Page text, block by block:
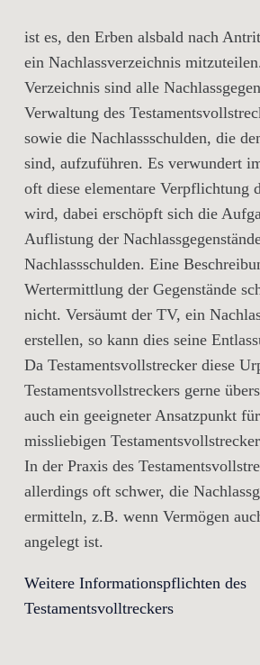
ist es, den Erben alsbald nach
ein Nachlassverzeichnis
Verzeichnis sind alle
Verwaltung des
sowie die Nachlassschulden, die
sind, aufzuführen. Es verwundert
oft diese elementare Verpflichtung
wird, dabei erschöpft sich die
Auflistung der
Nachlassschulden. Eine
Wertermittlung der Gegenstände
nicht. Versäumt der TV, ein
erstellen, so kann dies seine
Da Testamentsvollstrecker diese
Testamentsvollstreckers gerne
auch ein geeigneter Ansatzpunkt
missliebigen
In der Praxis des
allerdings oft schwer, die
ermitteln, z.B. wenn Vermögen
angelegt ist.
Weitere Informationspflichten des
Testamentsvolltreckers